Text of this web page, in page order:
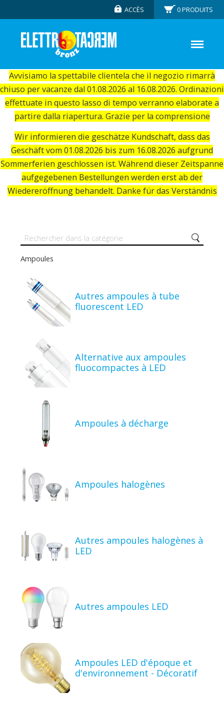
Avvisiamo la spettabile clientela che il negozio rimarrà
chiuso per vacanze dal 01.08.2026 al 16.08.2026. Ordinazioni
effettuate in questo lasso di tempo verranno elaborate a
partire dalla riapertura. Grazie per la comprensione
Wir informieren die geschätze Kundschaft, dass das
Geschäft vom 01.08.2026 bis zum 16.08.2026 aufgrund
Sommerferien geschlossen ist. Während dieser Zeitspanne
aufgegebenen Bestellungen werden erst ab der
Wiedereröffnung behandelt. Danke für das Verständnis
ACCÈS 0PRODUITS
Ampoules
Autres ampoules à tube
fluorescent LED
Alternative aux ampoules
fluocompactes à LED
Ampoules à décharge
Ampoules halogènes
Autres ampoules halogènes à
LED
Autres ampoules LED
Ampoules LED d'époque et
d'environnement - Décoratif